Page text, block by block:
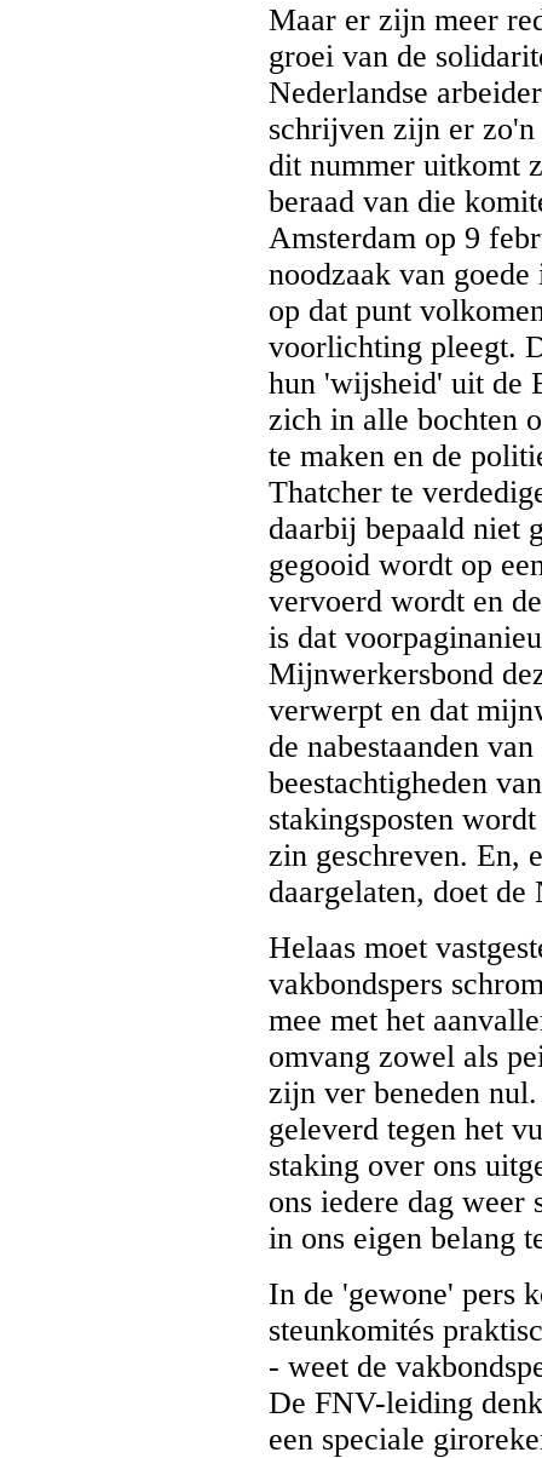
Maar er zijn meer
groei van de
Nederlandse
schrijven zijn er
dit nummer uitkomt
beraad van die
Amsterdam op 9
noodzaak van
op dat punt
voorlichting pleegt.
hun 'wijsheid' uit de
zich in alle bochten
te maken en de
Thatcher te
daarbij bepaald niet
gegooid wordt op
vervoerd wordt en
is dat
Mijnwerkersbond
verwerpt en dat
de nabestaanden
beestachtigheden
stakingsposten
zin geschreven. En,
daargelaten, doet de
Helaas moet
vakbondspers
mee met het
omvang zowel als
zijn ver beneden
geleverd tegen het
staking over ons
ons iedere dag weer
in ons eigen belang
In de 'gewone' pers
steunkomités
- weet de
De FNV-leiding
een speciale